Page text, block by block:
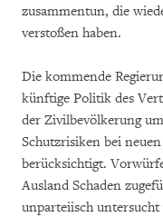
zusammentun, die
verstoßen haben.
Die kommende
künftige Politik des
der Zivilbevölkerung
Schutzrisiken bei
berücksichtigt.
Ausland Schaden
unparteiisch